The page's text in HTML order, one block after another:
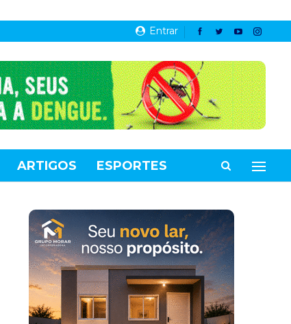
Entrar
ARTIGOS ESPORTES